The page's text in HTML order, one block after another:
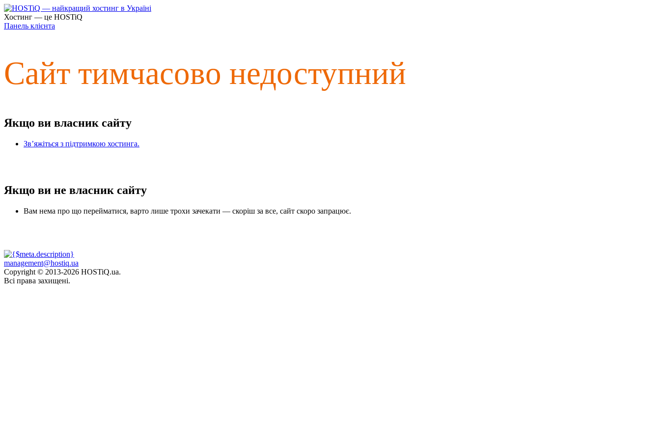
Хостинг — це HOSTiQ
Панель клієнта
Сайт тимчасово недоступний
Якщо ви власник сайту
Зв’яжіться з підтримкою хостинга.
Якщо ви не власник сайту
Вам нема про що перейматися, варто лише трохи зачекати — скоріш за все, сайт скоро запрацює.
management@hostiq.ua
Copyright © 2013-2026 HOSTiQ.ua.
Всі права захищені.